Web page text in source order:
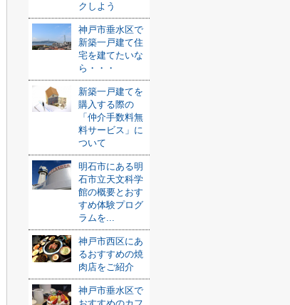
クしよう
神戸市垂水区で
新築一戸建て住
宅を建てたいな
ら・・・
新築一戸建てを
購入する際の
「仲介手数料無
料サービス」に
ついて
明石市にある明
石市立天文科学
館の概要とおす
すめ体験プログ
ラムを...
神戸市西区にあ
るおすすめの焼
肉店をご紹介
神戸市垂水区で